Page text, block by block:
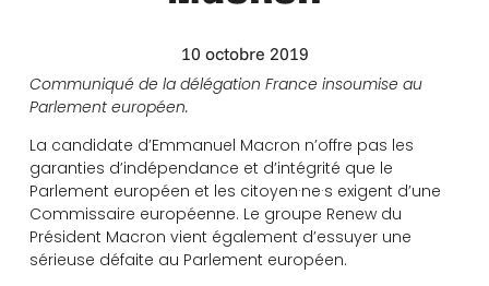
10 octobre 2019
Communiqué de la délégation France insoumise au
Parlement européen.
La candidate d’Emmanuel Macron n’offre pas les
garanties d’indépendance et d’intégrité que le
Parlement européen et les citoyen·ne·s exigent d’une
Commissaire européenne. Le groupe Renew du
Président Macron vient également d’essuyer une
sérieuse défaite au Parlement européen.